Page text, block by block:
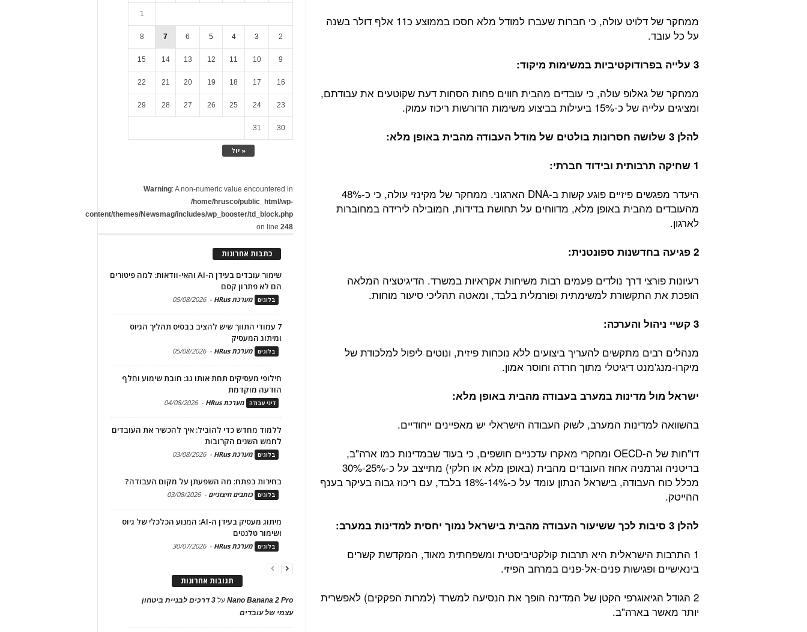
ממחקר של דלויט עולה, כי חברות שעברו למודל מלא חסכו בממוצע כ11 אלף דולר בשנה
על כל עובד.
3 עלייה בפרודוקטיביות במשימות מיקוד:
ממחקר של גאלופ עולה, כי עובדים מהבית חווים פחות הסחות דעת שקוטעים את עבודתם,
ומציגים עלייה של כ-15% ביעילות בביצוע משימות הדורשות ריכוז עמוק.
להלן 3 שלושה חסרונות בולטים של מודל העבודה מהבית באופן מלא:
1 שחיקה תרבותית ובידוד חברתי:
היעדר מפגשים פיזיים פוגע קשות ב-DNA הארגוני. ממחקר של מקינזי עולה, כי כ-48%
מהעובדים מהבית באופן מלא, מדווחים על תחושת בדידות, המובילה לירידה במחוברות
לארגון.
2 פגיעה בחדשנות ספונטנית:
רעיונות פורצי דרך נולדים פעמים רבות משיחות אקראיות במשרד. הדיגיטציה המלאה
הופכת את התקשורת למשימתית ופורמלית בלבד, ומאטה תהליכי סיעור מוחות.
3 קשיי ניהול והערכה:
מנהלים רבים מתקשים להעריך ביצועים ללא נוכחות פיזית, ונוטים ליפול למלכודת של
מיקרו-מנג'מנט דיגיטלי מתוך חרדה וחוסר אמון.
ישראל מול מדינות במערב בעבודה מהבית באופן מלא:
בהשוואה למדינות המערב, לשוק העבודה הישראלי יש מאפיינים ייחודיים.
דו"חות של ה-OECD ומחקרי מאקרו עדכניים חושפים, כי בעוד שבמדינות כמו ארה"ב,
בריטניה וגרמניה אחוז העובדים מהבית (באופן מלא או חלקי) מתייצב על כ-25%-30%
מכלל כוח העבודה, בישראל הנתון עומד על כ-14%-18% בלבד, עם ריכוז גבוה בעיקר בענף
ההייטק.
להלן 3 סיבות לכך ששיעור העבודה מהבית בישראל נמוך יחסית למדינות במערב:
1 התרבות הישראלית היא תרבות קולקטיביסטית ומשפחתית מאוד, המקדשת קשרים
בינאישיים ופגישות פנים-אל-פנים במרחב הפיזי.
2 הגודל הגיאוגרפי הקטן של המדינה הופך את הנסיעה למשרד (למרות הפקקים) לאפשרית
יותר מאשר בארה"ב.
« יול
1
2
3
4
5
6
7
8
9
10
11
12
13
14
15
16
17
18
19
20
21
22
23
24
25
26
27
28
29
30
31
Warning: A non-numeric value encountered in
/home/hrusco/public_html/wp-
content/themes/Newsmag/includes/wp_booster/td_block.php
on line248
כתבות אחרונות
שימור עובדים בעידן ה-AI והאי-וודאות: למה פיטורים
הם לא פתרון קסם
בלוגים מערכת HRus -
05/08/2026
7 עמודי התווך שיש להציב בבסיס תהליך הגיוס
ומיתוג המעסיק
בלוגים מערכת HRus -
05/08/2026
חילופי מעסיקים תחת אותו גג: חובת שימוע וחלף
הודעה מוקדמת
דיני עבודה מערכת HRus -
04/08/2026
ללמוד מחדש כדי להוביל: איך להכשיר את העובדים
לחמש השנים הקרובות
בלוגים מערכת HRus -
03/08/2026
בחירות בפתח: מה השפעתן על מקום העבודה?
בלוגים כותבים חיצוניים -
03/08/2026
מיתוג מעסיק בעידן ה-AI: המנוע הכלכלי של גיוס
ושימור טלנטים
בלוגים מערכת HRus -
30/07/2026
תגובות אחרונות
Nano Banana 2 Proעל
3 דרכים לבניית ביטחון
עצמי של עובדים